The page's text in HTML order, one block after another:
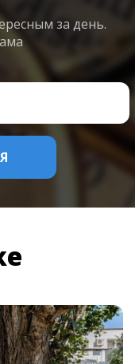
за день.